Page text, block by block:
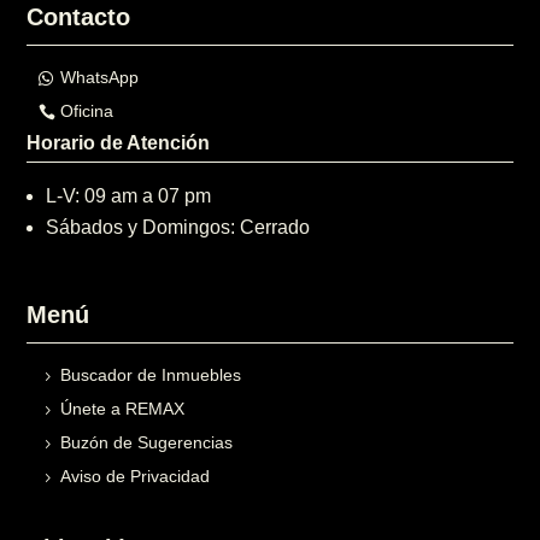
Contacto
WhatsApp
Oficina
Horario de Atención
L-V: 09 am a 07 pm
Sábados y Domingos: Cerrado
Menú
Buscador de Inmuebles
Únete a REMAX
Buzón de Sugerencias
Aviso de Privacidad